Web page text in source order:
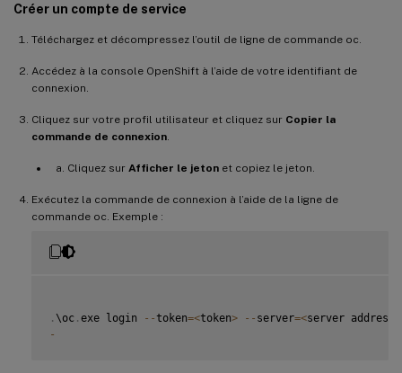
Créer un compte de service
Téléchargez et décompressez l’outil de ligne de commande oc.
Accédez à la console OpenShift à l’aide de votre identifiant de
connexion.
Cliquez sur votre profil utilisateur et cliquez sur Copier la
commande de connexion
Cliquez sur Afficher le jeton et copiez le jeton.
Exécutez la commande de connexion à l’aide de la ligne de
commande oc. Exemple :
. \oc . exe login --token=<token> -- server=<server address
-